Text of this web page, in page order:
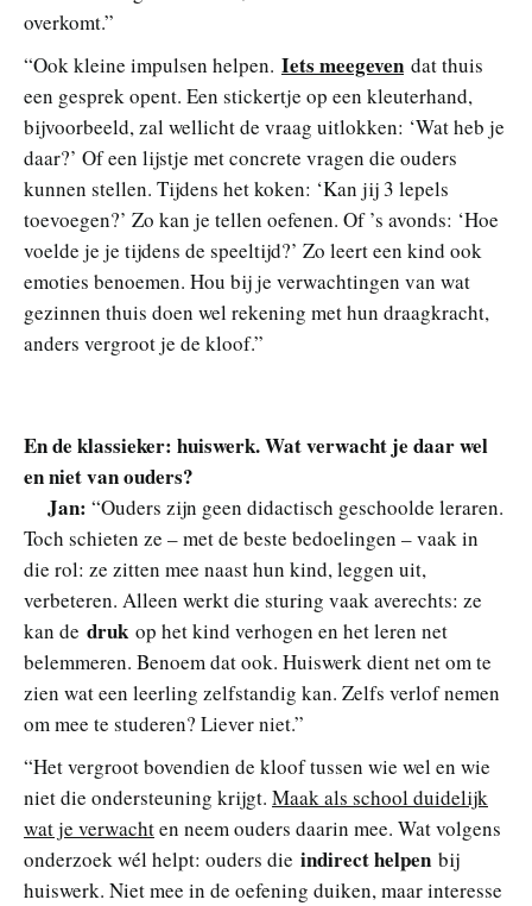
overkomt.”
“Ook kleine impulsen helpen. Iets meegeven dat thuis
een gesprek opent. Een stickertje op een kleuterhand,
bijvoorbeeld, zal wellicht de vraag uitlokken: ‘Wat heb je
daar?’ Of een lijstje met concrete vragen die ouders
kunnen stellen. Tijdens het koken: ‘Kan jij 3 lepels
toevoegen?’ Zo kan je tellen oefenen. Of ’s avonds: ‘Hoe
voelde je je tijdens de speeltijd?’ Zo leert een kind ook
emoties benoemen. Hou bij je verwachtingen van wat
gezinnen thuis doen wel rekening met hun draagkracht,
anders vergroot je de kloof.”
En de klassieker: huiswerk. Wat verwacht je daar wel
en niet van ouders?
Jan: “Ouders zijn geen didactisch geschoolde leraren.
Toch schieten ze – met de beste bedoelingen – vaak in
die rol: ze zitten mee naast hun kind, leggen uit,
verbeteren. Alleen werkt die sturing vaak averechts: ze
kan de druk op het kind verhogen en het leren net
belemmeren. Benoem dat ook. Huiswerk dient net om te
zien wat een leerling zelfstandig kan. Zelfs verlof nemen
om mee te studeren? Liever niet.”
“Het vergroot bovendien de kloof tussen wie wel en wie
niet die ondersteuning krijgt. Maak als school duidelijk
wat je verwachten neem ouders daarin mee. Wat volgens
onderzoek wél helpt: ouders die indirect helpen bij
huiswerk. Niet mee in de oefening duiken, maar interesse